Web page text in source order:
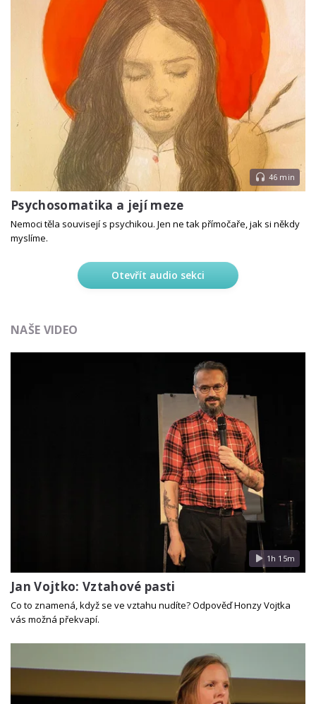
46 min
Psychosomatika a její meze
Nemoci těla souvisejí s psychikou. Jen ne tak přímočaře, jak si někdy
myslíme.
Otevřít audio sekci
NAŠE VIDEO
1h 15m
Jan Vojtko: Vztahové pasti
Co to znamená, když se ve vztahu nudíte? Odpověď Honzy Vojtka
vás možná překvapí.